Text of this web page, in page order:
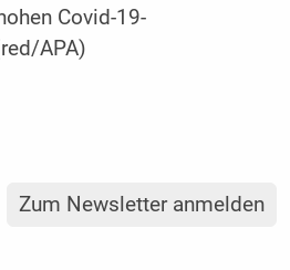
Covid-19-
APA)
Zum Newsletter anmelden